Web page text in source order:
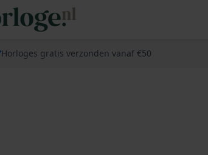
Horloges gratis verzonden vanaf €50